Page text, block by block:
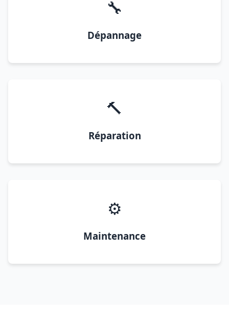
🔧
Dépannage
🔨
Réparation
⚙️
Maintenance